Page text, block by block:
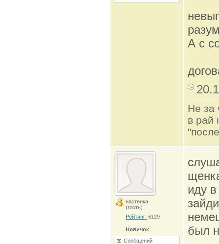
А с
Не за
в рай
настенка
(гость)
Рейтинг: 6129
Новичок
Сообщений
иду
был